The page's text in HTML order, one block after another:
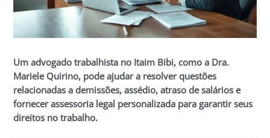
Um advogado trabalhista no Itaim Bibi, como a Dra.
Mariele Quirino, pode ajudar a resolver questões
relacionadas a demissões, assédio, atraso de salários e
fornecer assessoria legal personalizada para garantir seus
direitos no trabalho.